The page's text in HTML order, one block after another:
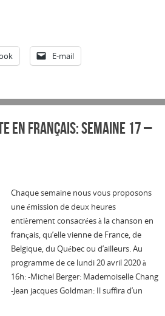
E-mail
en Français: Semaine 17 –
Chaque semaine nous vous proposons
une émission de deux heures
entièrement consacrées à la chanson en
français, qu’elle vienne de France, de
Belgique, du Québec ou d’ailleurs. Au
programme de ce lundi 20 avril 2020 à
16h: -Michel Berger: Mademoiselle Chang
-Jean jacques Goldman: Il suffira d’un